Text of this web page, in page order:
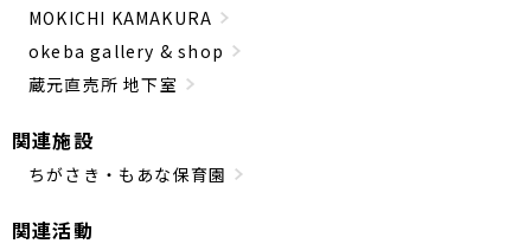
MOKICHI KAMAKURA
okeba gallery & shop
蔵元直売所 地下室
関連施設
ちがさき・もあな保育園
関連活動